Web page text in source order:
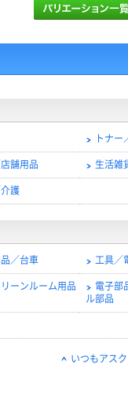
トナ
舗用品 生活雑
護
／台車 工具／
ーンルーム用品
電子部
ル部品
いつもアス